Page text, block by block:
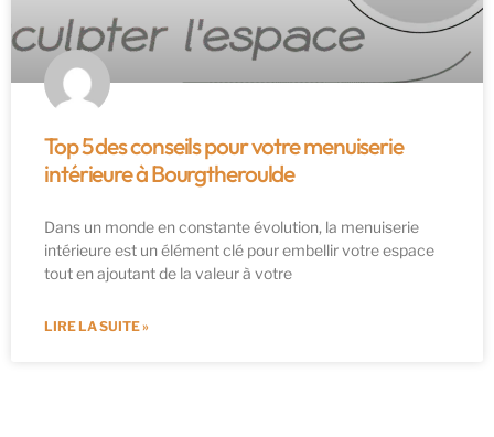
Top 5 des conseils pour votre menuiserie
intérieure à Bourgtheroulde
Dans un monde en constante évolution, la menuiserie
intérieure est un élément clé pour embellir votre espace
tout en ajoutant de la valeur à votre
LIRE LA SUITE »